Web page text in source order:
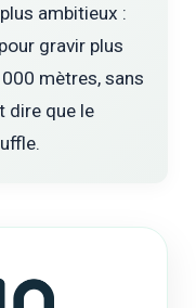
ambitieux :
gravir plus
mètres, sans
dire que le